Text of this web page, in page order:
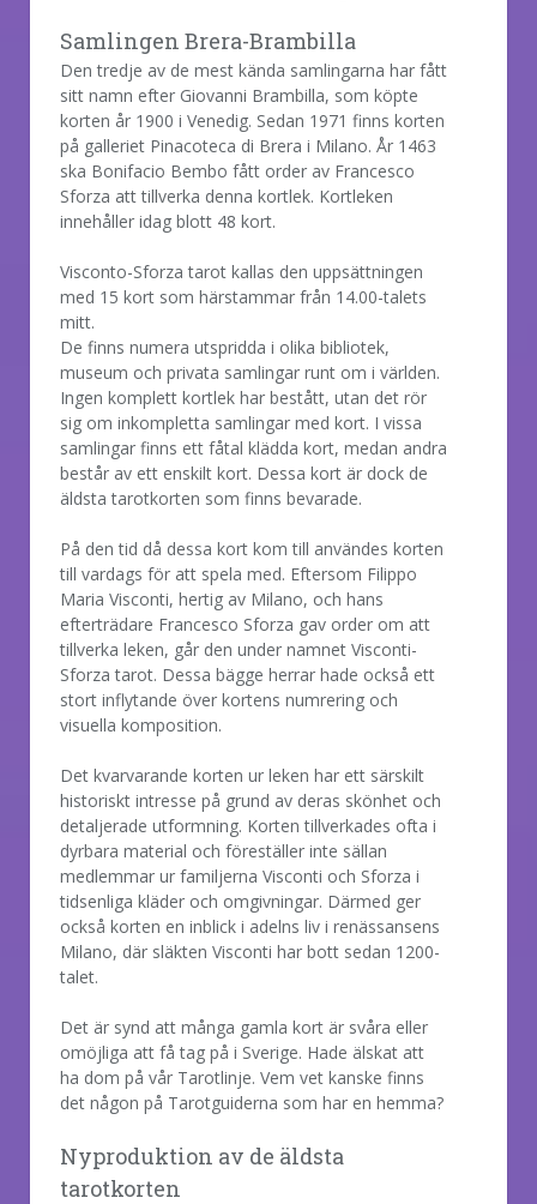
Samlingen Brera-Brambilla
Den tredje av de mest kända samlingarna har fått
sitt namn efter Giovanni Brambilla, som köpte
korten år 1900 i Venedig. Sedan 1971 finns korten
på galleriet Pinacoteca di Brera i Milano. År 1463
ska Bonifacio Bembo fått order av Francesco
Sforza att tillverka denna kortlek. Kortleken
innehåller idag blott 48 kort.
Visconto-Sforza tarot kallas den uppsättningen
med 15 kort som härstammar från 14.00-talets
mitt.
De finns numera utspridda i olika bibliotek,
museum och privata samlingar runt om i världen.
Ingen komplett kortlek har bestått, utan det rör
sig om inkompletta samlingar med kort. I vissa
samlingar finns ett fåtal klädda kort, medan andra
består av ett enskilt kort. Dessa kort är dock de
äldsta tarotkorten som finns bevarade.
På den tid då dessa kort kom till användes korten
till vardags för att spela med. Eftersom Filippo
Maria Visconti, hertig av Milano, och hans
efterträdare Francesco Sforza gav order om att
tillverka leken, går den under namnet Visconti-
Sforza tarot. Dessa bägge herrar hade också ett
stort inflytande över kortens numrering och
visuella komposition.
Det kvarvarande korten ur leken har ett särskilt
historiskt intresse på grund av deras skönhet och
detaljerade utformning. Korten tillverkades ofta i
dyrbara material och föreställer inte sällan
medlemmar ur familjerna Visconti och Sforza i
tidsenliga kläder och omgivningar. Därmed ger
också korten en inblick i adelns liv i renässansens
Milano, där släkten Visconti har bott sedan 1200-
talet.
Det är synd att många gamla kort är svåra eller
omöjliga att få tag på i Sverige. Hade älskat att
ha dom på vår Tarotlinje. Vem vet kanske finns
det någon på Tarotguiderna som har en hemma?
Nyproduktion av de äldsta
tarotkorten